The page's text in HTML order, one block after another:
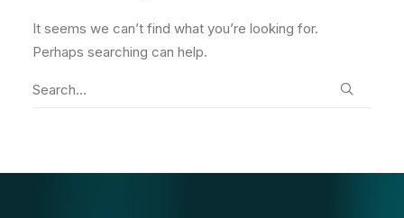
It seems we can’t find what you’re looking for.
Perhaps searching can help.